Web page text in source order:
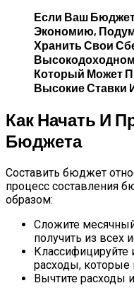
Если Ваш
Экономию,
Хранить Свои
Который Может
Высокие Ставки
Как Начать И
Бюджета
Составить бюджет
процесс составления
образом:
Сложите
получить из всех
расходы, которые
Вычтите расходы